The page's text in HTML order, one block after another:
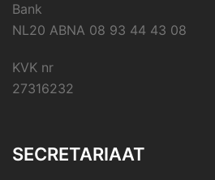
Bank
NL20 ABNA 08 93 44 43 08
KVK nr
27316232
SECRETARIAAT